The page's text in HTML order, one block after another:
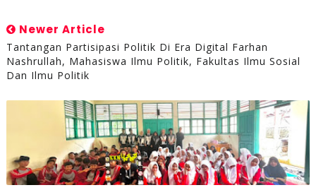
Newer Article
Tantangan Partisipasi Politik Di Era Digital Farhan
Nashrullah, Mahasiswa Ilmu Politik, Fakultas Ilmu Sosial
Dan Ilmu Politik